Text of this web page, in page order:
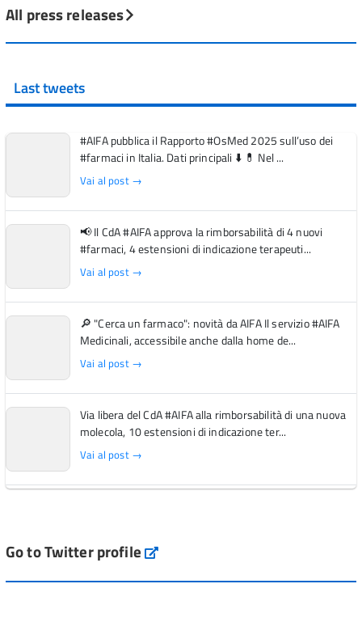
All press releases
Last tweets
#AIFA pubblica il Rapporto #OsMed 2025 sull’uso dei
#farmaci in Italia. Dati principali ⬇️ 💊 Nel ...
Vai al post →
📢 Il CdA #AIFA approva la rimborsabilità di 4 nuovi
#farmaci, 4 estensioni di indicazione terapeuti...
Vai al post →
🔎 "Cerca un farmaco": novità da AIFA Il servizio #AIFA
Medicinali, accessibile anche dalla home de...
Vai al post →
Via libera del CdA #AIFA alla rimborsabilità di una nuova
molecola, 10 estensioni di indicazione ter...
Vai al post →
Vai al post →
Go to Twitter profile aifa_ufficiale